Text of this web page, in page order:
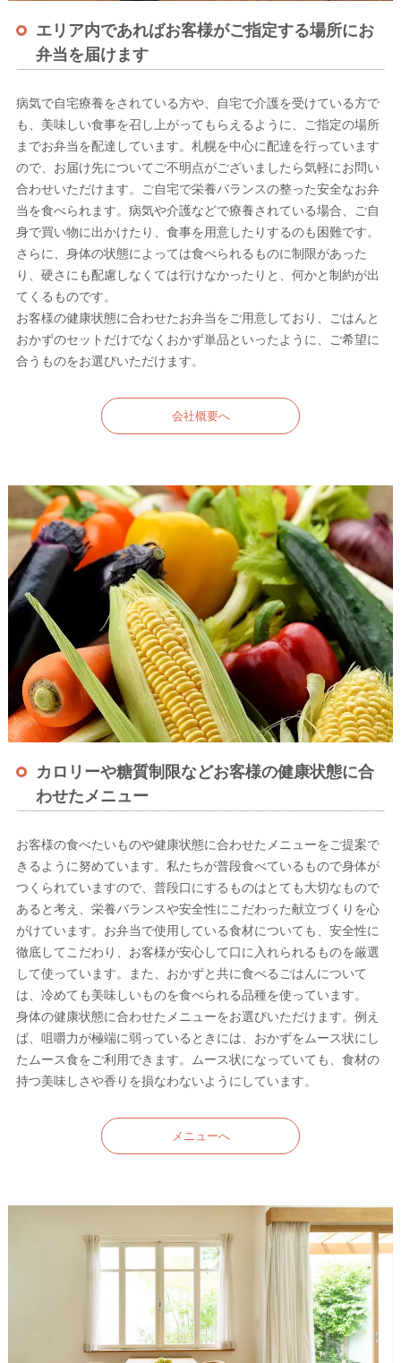
エリア内であればお客様がご指定する場所にお
弁当を届けます
病気で自宅療養をされている方や、自宅で介護を受けている方で
も、美味しい食事を召し上がってもらえるように、ご指定の場所
までお弁当を配達しています。札幌を中心に配達を行っています
ので、お届け先についてご不明点がございましたら気軽にお問い
合わせいただけます。ご自宅で栄養バランスの整った安全なお弁
当を食べられます。病気や介護などで療養されている場合、ご自
身で買い物に出かけたり、食事を用意したりするのも困難です。
さらに、身体の状態によっては食べられるものに制限があった
り、硬さにも配慮しなくては行けなかったりと、何かと制約が出
てくるものです。
お客様の健康状態に合わせたお弁当をご用意しており、ごはんと
おかずのセットだけでなくおかず単品といったように、ご希望に
合うものをお選びいただけます。
会社概要へ
カロリーや糖質制限などお客様の健康状態に合
わせたメニュー
お客様の食べたいものや健康状態に合わせたメニューをご提案で
きるように努めています。私たちが普段食べているもので身体が
つくられていますので、普段口にするものはとても大切なもので
あると考え、栄養バランスや安全性にこだわった献立づくりを心
がけています。お弁当で使用している食材についても、安全性に
徹底してこだわり、お客様が安心して口に入れられるものを厳選
して使っています。また、おかずと共に食べるごはんについて
は、冷めても美味しいものを食べられる品種を使っています。
身体の健康状態に合わせたメニューをお選びいただけます。例え
ば、咀嚼力が極端に弱っているときには、おかずをムース状にし
たムース食をご利用できます。ムース状になっていても、食材の
持つ美味しさや香りを損なわないようにしています。
メニューへ